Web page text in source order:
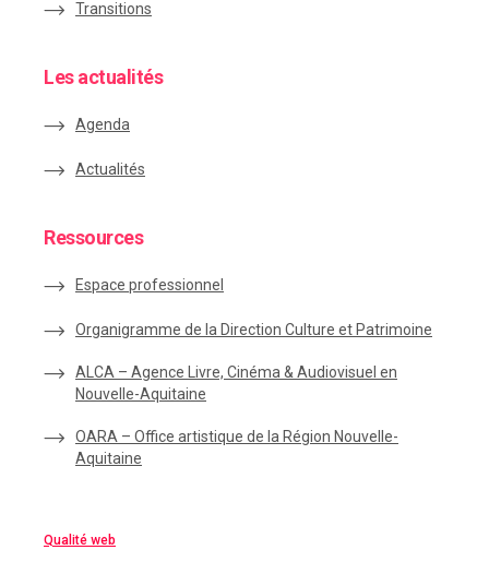
Transitions
Les actualités
Agenda
Actualités
Ressources
Espace professionnel
Organigramme de la Direction Culture et Patrimoine
ALCA – Agence Livre, Cinéma & Audiovisuel en
Nouvelle-Aquitaine
OARA – Office artistique de la Région Nouvelle-
Aquitaine
Qualité web